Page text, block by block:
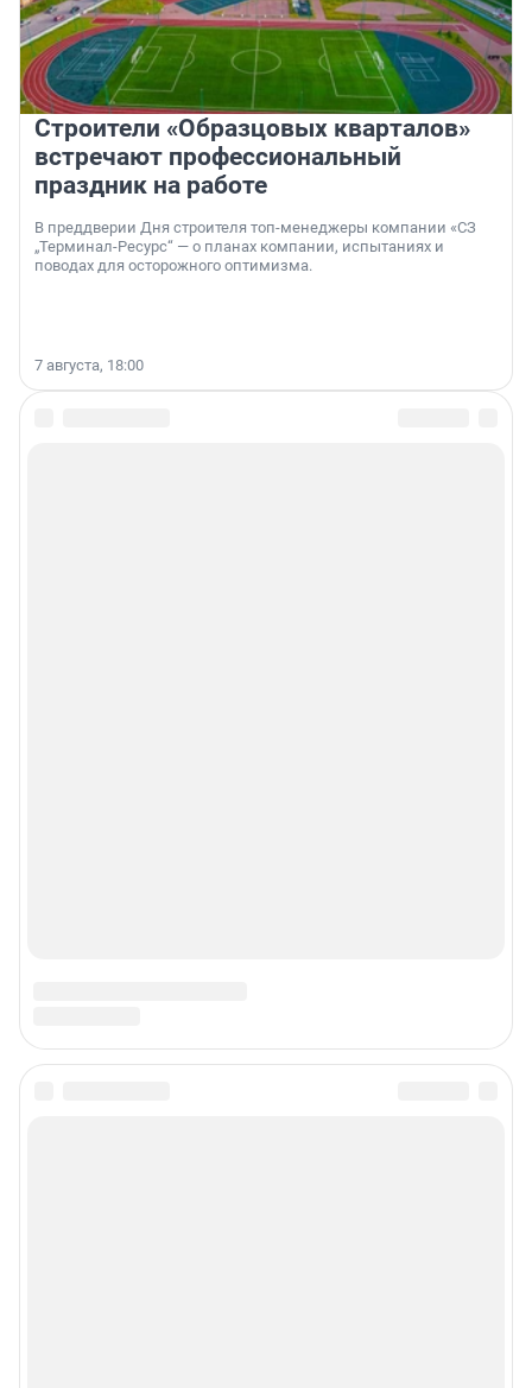
Строители «Образцовых кварталов»
встречают профессиональный
праздник на работе
В преддверии Дня строителя топ-менеджеры компании «СЗ
„Терминал-Ресурс“ — о планах компании, испытаниях и
поводах для осторожного оптимизма.
7 августа, 18:00